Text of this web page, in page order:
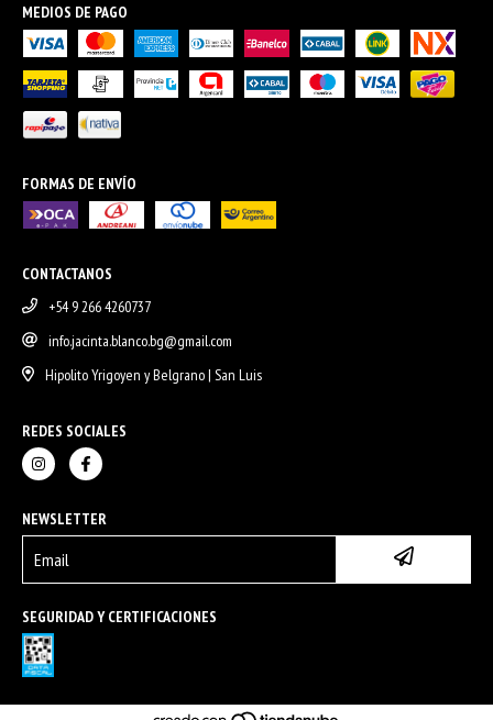
MEDIOS DE PAGO
FORMAS DE ENVÍO
CONTACTANOS
+54 9 266 4260737
info.jacinta.blanco.bg@gmail.com
Hipolito Yrigoyen y Belgrano | San Luis
REDES SOCIALES
NEWSLETTER
SEGURIDAD Y CERTIFICACIONES